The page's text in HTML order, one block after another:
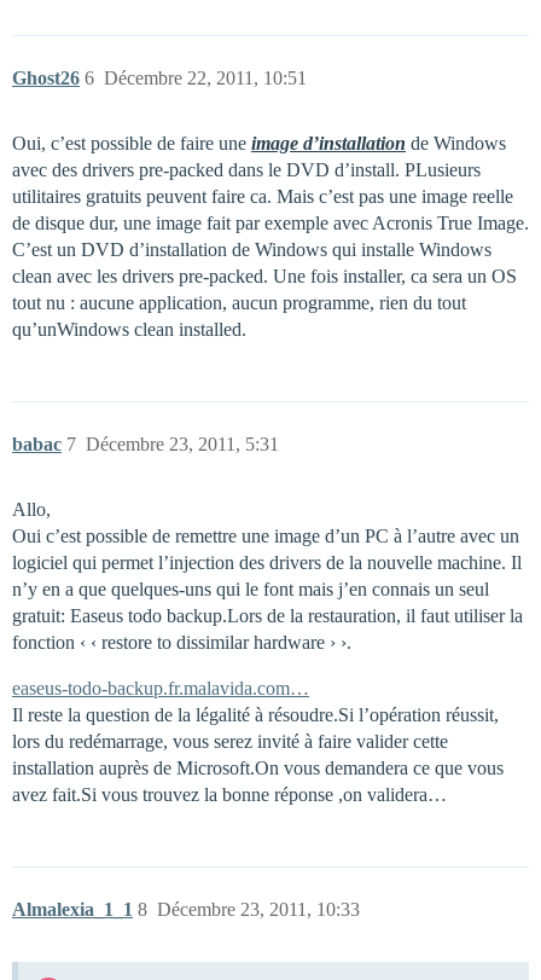
Ghost26 Décembre 22, 2011, 10:51
6
Oui, c’est possible de faire une image d’installation de Windows
avec des drivers pre-packed dans le DVD d’install. PLusieurs
utilitaires gratuits peuvent faire ca. Mais c’est pas une image reelle
de disque dur, une image fait par exemple avec Acronis True Image.
C’est un DVD d’installation de Windows qui installe Windows
clean avec les drivers pre-packed. Une fois installer, ca sera un OS
tout nu : aucune application, aucun programme, rien du tout
qu’unWindows clean installed.
babac Décembre 23, 2011, 5:31
7
Allo,
Oui c’est possible de remettre une image d’un PC à l’autre avec un
logiciel qui permet l’injection des drivers de la nouvelle machine. Il
n’y en a que quelques-uns qui le font mais j’en connais un seul
gratuit: Easeus todo backup.Lors de la restauration, il faut utiliser la
fonction ‹ ‹ restore to dissimilar hardware › ›.
easeus-todo-backup.fr.malavida.com…
Il reste la question de la légalité à résoudre.Si l’opération réussit,
lors du redémarrage, vous serez invité à faire valider cette
installation auprès de Microsoft.On vous demandera ce que vous
avez fait.Si vous trouvez la bonne réponse ,on validera…
Almalexia_1_1 Décembre 23, 2011, 10:33
8